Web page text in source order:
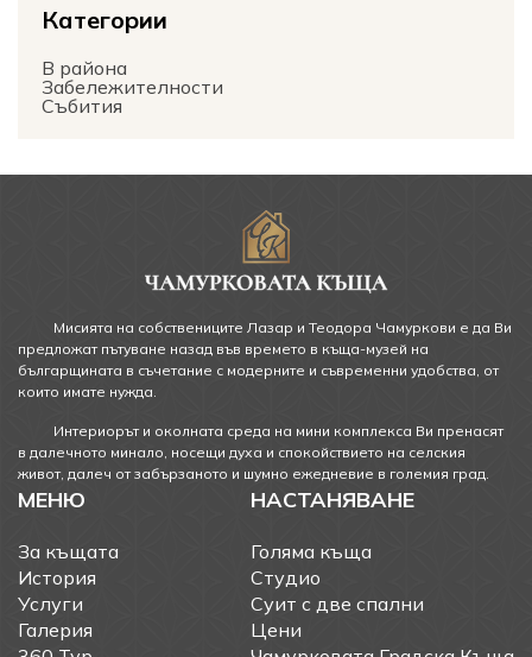
Категории
В района
Забележителности
Събития
Мисията на собствениците Лазар и Теодора Чамуркови е да Ви
предложат пътуване назад във времето в къща-музей на
българщината в съчетание с модерните и съвременни удобства, от
които имате нужда.
Интериорът и околната среда на мини комплекса Ви пренасят
в далечното минало, носещи духа и спокойствието на селския
живот, далеч от забързаното и шумно ежедневие в големия град.
МЕНЮ
За къщата
История
Услуги
Галерия
НАСТАНЯВАНЕ
Голяма къща
Студио
Суит с две спални
Цени